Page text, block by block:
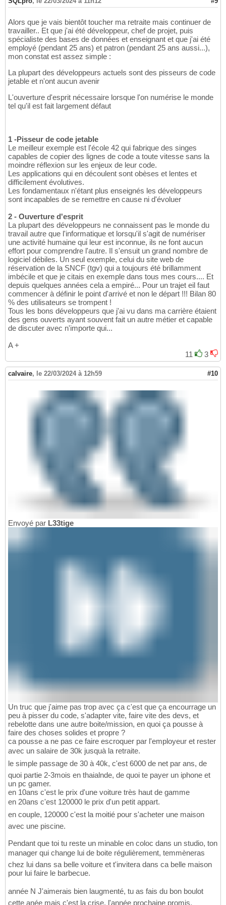
Alors que je vais bientôt toucher ma retraite mais continuer de
travailler.. Et que j'ai été développeur, chef de projet, puis
spécialiste des bases de données et enseignant et que j'ai été
employé (pendant 25 ans) et patron (pendant 25 ans aussi...),
mon constat est assez simple :
La plupart des développeurs actuels sont des pisseurs de code
jetable et n'ont aucun avenir
L'ouverture d'esprit nécessaire lorsque l'on numérise le monde
tel qu'il est fait largement défaut
1 -Pisseur de code jetable
Le meilleur exemple est l'école 42 qui fabrique des singes
capables de copier des lignes de code a toute vitesse sans la
moindre réflexion sur les enjeux de leur code.
Les applications qui en découlent sont obèses et lentes et
difficilement évolutives.
Les fondamentaux n'étant plus enseignés les développeurs
sont incapables de se remettre en cause ni d'évoluer
2 - Ouverture d'esprit
La plupart des développeurs ne connaissent pas le monde du
travail autre que l'informatique et lorsqu'il s'agit de numériser
une activité humaine qui leur est inconnue, ils ne font aucun
effort pour comprendre l'autre. Il s'ensuit un grand nombre de
logiciel débiles. Un seul exemple, celui du site web de
réservation de la SNCF (tgv) qui a toujours été brillamment
imbécile et que je citais en exemple dans tous mes cours.... Et
depuis quelques années cela a empiré... Pour un trajet eil faut
commencer à définir le point d'arrivé et non le départ !!! Bilan 80
% des utilisateurs se trompent !
Tous les bons développeurs que j'ai vu dans ma carrière étaient
des gens ouverts ayant souvent fait un autre métier et capable
de discuter avec n'importe qui...
A +
11
3
calvaire, le 22/03/2024 à 12h59 #10
Envoyé par L33tige
Un truc que j'aime pas trop avec ça c'est que ça encourrage un
peu à pisser du code, s'adapter vite, faire vite des devs, et
rebelotte dans une autre boite/mission, en quoi ça pousse à
faire des choses solides et propre ?
ca pousse a ne pas ce faire escroquer par l'employeur et rester
avec un salaire de 30k jusquà la retraite.
le simple passage de 30 à 40k, c'est 6000 de net par ans, de
quoi partie 2-3mois en thaialnde, de quoi te payer un iphone et
un pc gamer.
en 10ans c'est le prix d'une voiture très haut de gamme
en 20ans c'est 120000 le prix d'un petit appart.
en couple, 120000 c'est la moitié pour s'acheter une maison
avec une piscine.
Pendant que toi tu reste un minable en coloc dans un studio, ton
manager qui change lui de boite régulièrement, temmèneras
chez lui dans sa belle voiture et t'invitera dans ca belle maison
pour lui faire le barbecue.
année N J'aimerais bien laugmenté, tu as fais du bon boulot
cette anée mais c'est la crise, l'année prochaine promis.